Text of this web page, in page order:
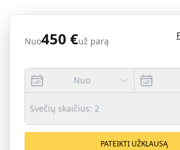
Nuo450 €už parą
Nuo
Svečių skaičius: 2
PATEIKTI UŽKLAUSĄ